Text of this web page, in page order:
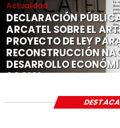
Actualidad
DECLARACIÓN
ARCATEL SOBRE EL
PROYECTO DE LEY
RECONSTRUCCIÓN
DESARROLLO
SOCIAL